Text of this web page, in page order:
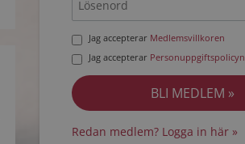
Jag accepterar Medlemsvillkoren
Jag accepterar Personuppgiftspolicyn
Redan medlem? Logga in här »